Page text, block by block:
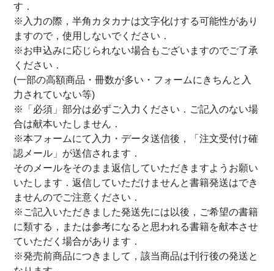
す．
※入力の際，半角カタカナは文字化けする可能性があり
ますので，使用しないでください．
※お申込みに応じられない場合もございますのでご了承
ください．
(一部の高額商品・冊数が多い・フォームにきちんと入
力されていない等)
※「必須」部分は必ずご入力ください．ご記入のない場
合は献本いたしません．
※本フォームにて入力・データ送信後，「注文受付け確
認メール」が送信されます．
そのメールをそのまま返信していただきますようお願い
いたします．返信していただけませんと書籍発送はでき
ませんのでご注意ください．
※ご記入いただきました発送先には以後，ご希望の書籍
に類する，または参考になると思われる書籍を献本させ
ていただく場合があります．
※発売前商品につきまして，該当商品は刊行後の発送と